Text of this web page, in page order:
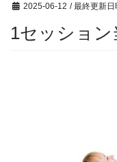
2025-06-12 / 最終更新日
1セッショ